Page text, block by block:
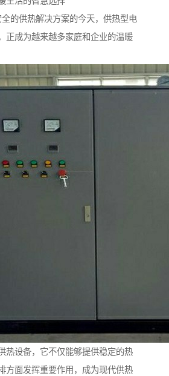
的供热解决方案的今天，供热型电
正成为越来越多家庭和企业的温暖
热设备，它不仅能够提供稳定的热
方面发挥重要作用，成为现代供热